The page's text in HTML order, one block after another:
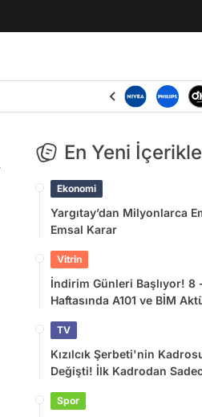
En Yeni
Ekonomi
Yargıtay’dan Milyonlarca
Emsal Karar
Vitrin
İndirim Günleri Başlıyor! 8
Haftasında A101 ve BİM
TV
Kızılcık Şerbeti'nin
Değişti! İlk Kadrodan
Spor